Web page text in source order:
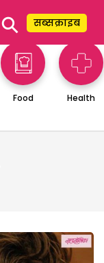
⚲ सब्सक्राइब
Food Health